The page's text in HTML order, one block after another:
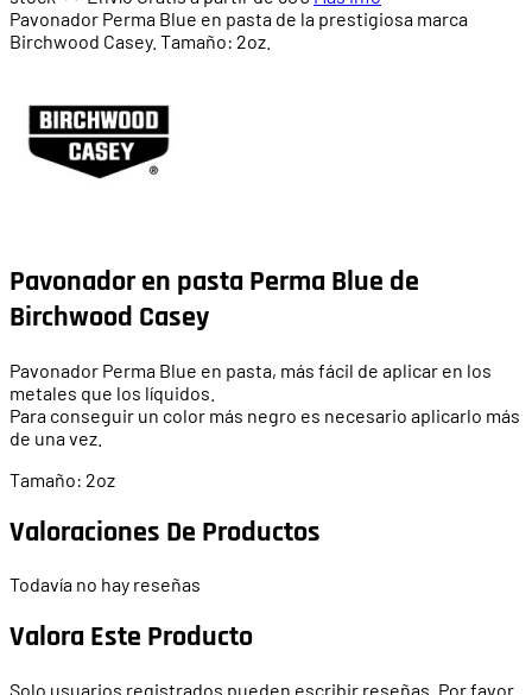
Pavonador Perma Blue en pasta de la prestigiosa marca
Birchwood Casey. Tamaño: 2oz.
Pavonador en pasta Perma Blue de
Birchwood Casey
Pavonador Perma Blue en pasta, más fácil de aplicar en los
metales que los líquidos.
Para conseguir un color más negro es necesario aplicarlo más
de una vez.
Tamaño: 2oz
Valoraciones De Productos
Todavía no hay reseñas
Valora Este Producto
Solo usuarios registrados pueden escribir reseñas. Por favor